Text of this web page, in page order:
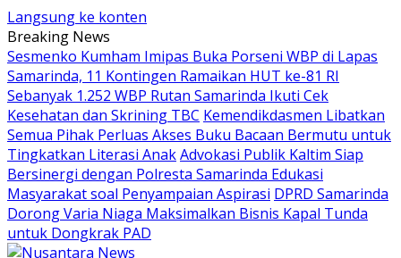
Langsung ke konten
Breaking News
Sesmenko Kumham Imipas Buka Porseni WBP di Lapas
Samarinda, 11 Kontingen Ramaikan HUT ke-81 RI
Sebanyak 1.252 WBP Rutan Samarinda Ikuti Cek
Kesehatan dan Skrining TBC Kemendikdasmen Libatkan
Semua Pihak Perluas Akses Buku Bacaan Bermutu untuk
Tingkatkan Literasi AnakAdvokasi Publik Kaltim Siap
Bersinergi dengan Polresta Samarinda Edukasi
Masyarakat soal Penyampaian Aspirasi DPRD Samarinda
Dorong Varia Niaga Maksimalkan Bisnis Kapal Tunda
untuk Dongkrak PAD